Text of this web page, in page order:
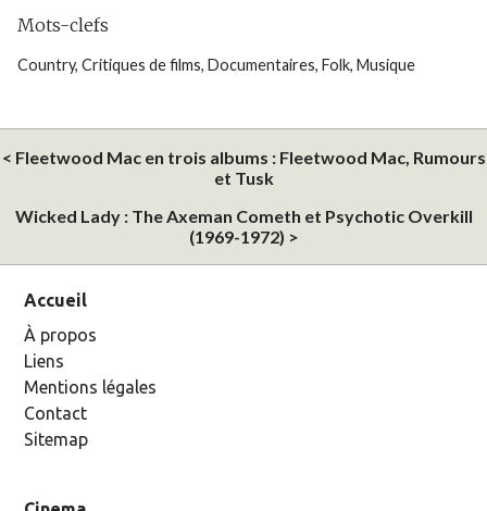
Mots-clefs
Country, Critiques de films, Documentaires, Folk, Musique
< Fleetwood Mac en trois albums : Fleetwood Mac, Rumours
et Tusk
Wicked Lady : The Axeman Cometh et Psychotic Overkill
(1969-1972) >
Accueil
À propos
Liens
Mentions légales
Contact
Sitemap